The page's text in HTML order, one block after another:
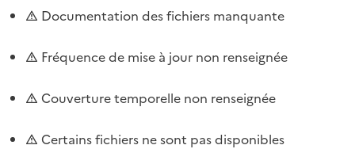
Documentation des fichiers manquante
Fréquence de mise à jour non renseignée
Couverture temporelle non renseignée
Certains fichiers ne sont pas disponibles